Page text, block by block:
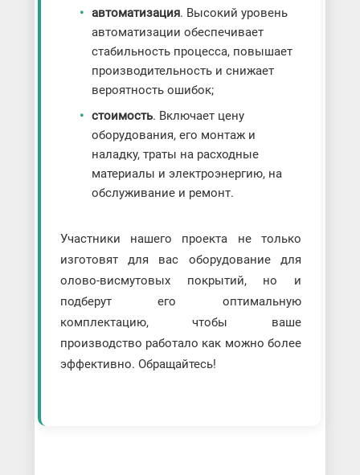
автоматизация. Высокий уровень
автоматизации обеспечивает
стабильность процесса, повышает
производительность и снижает
вероятность ошибок;
стоимость. Включает цену
оборудования, его монтаж и
наладку, траты на расходные
материалы и электроэнергию, на
обслуживание и ремонт.
Участники нашего проекта не только
изготовят для вас оборудование для
олово-висмутовых покрытий, но и
подберут его оптимальную
комплектацию, чтобы ваше
производство работало как можно более
эффективно. Обращайтесь!